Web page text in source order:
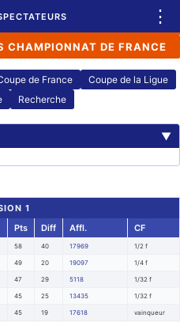
⋮
CHAMPIONNAT DE FRANCE
de France
Coupe de la Ligue
Recherche
▼
1
Pts Diff Affl. CF
58 40 17969 1/2 f
49 20 19097 1/4 f
47 29 5118 1/32 f
45 25 13435 1/32 f
45 19 17618 vainqueur